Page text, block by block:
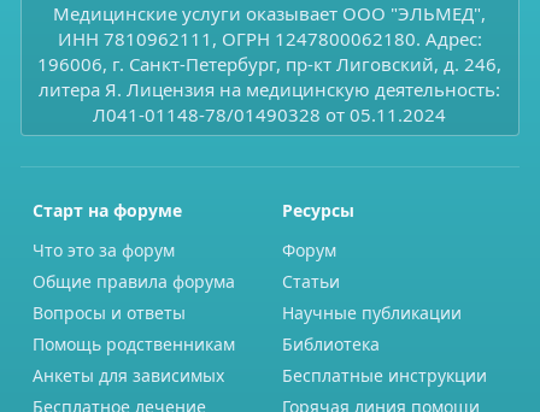
Медицинские услуги оказывает ООО "ЭЛЬМЕД",
ИНН 7810962111, ОГРН 1247800062180. Адрес:
196006, г. Санкт-Петербург, пр-кт Лиговский, д. 246,
литера Я. Лицензия на медицинскую деятельность:
Л041-01148-78/01490328 от 05.11.2024
Старт на форуме
Что это за форум
Общие правила форума
Вопросы и ответы
Помощь родственникам
Анкеты для зависимых
Бесплатное лечение
Ресурсы
Форум
Статьи
Научные публикации
Библиотека
Бесплатные инструкции
Горячая линия помощи